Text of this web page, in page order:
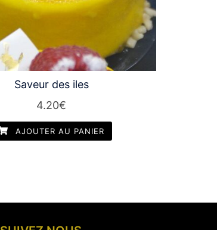
Saveur des iles
4.20€
AJOUTER AU PANIER